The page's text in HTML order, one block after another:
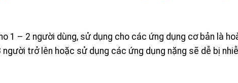
1 – 2 người dùng, sử dụng cho các ứng dụng cơ bản là
trở lên hoặc sử dụng các ứng dụng nặng sẽ dễ bị